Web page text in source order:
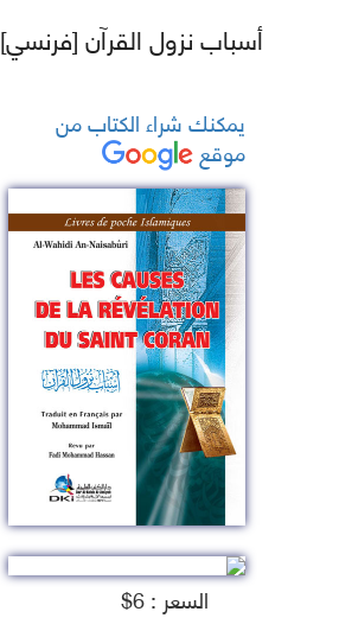
أسباب نزول القرآن [فرنسي] 17×12
يمكنك شراء الكتاب من
موقع
السعر : 6$